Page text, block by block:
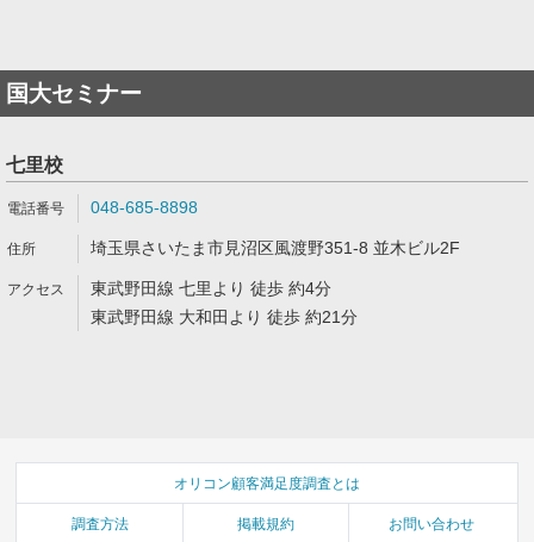
国大セミナー
七里校
048-685-8898
埼玉県さいたま市見沼区風渡野351-8 並木ビル2F
東武野田線 七里より 徒歩 約4分
東武野田線 大和田より 徒歩 約21分
オリコン顧客満足度調査とは
調査方法 掲載規約 お問い合わせ